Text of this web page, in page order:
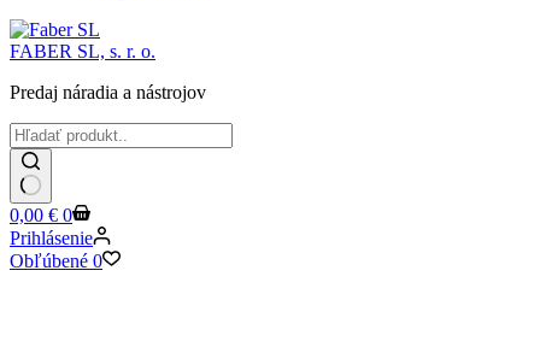
FABER SL, s. r. o.
Predaj náradia a nástrojov
Žiadne
výsledky
Shopping
cart
0,00 € 0
Prihlásenie
Obľúbené 0